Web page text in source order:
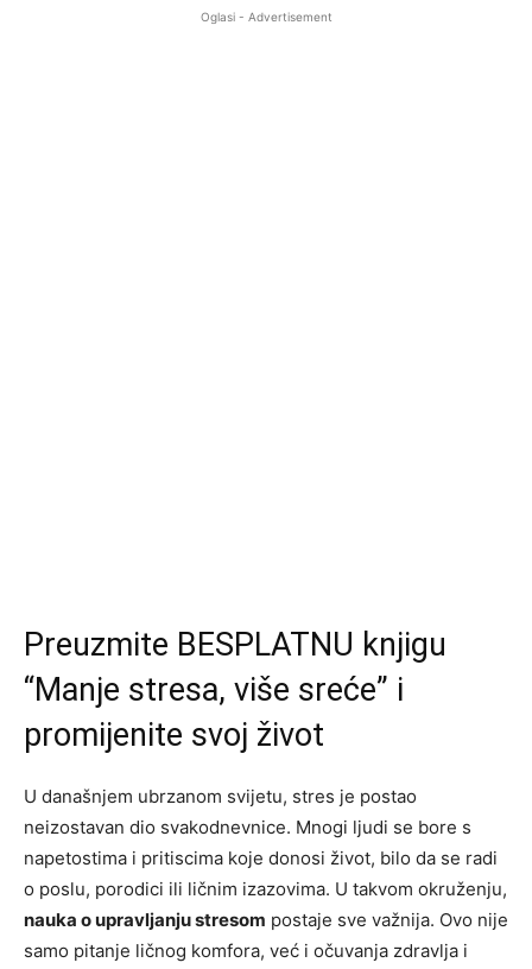
Oglasi - Advertisement
Preuzmite BESPLATNU knjigu
“Manje stresa, više sreće” i
promijenite svoj život
U današnjem ubrzanom svijetu, stres je postao
neizostavan dio svakodnevnice. Mnogi ljudi se bore s
napetostima i pritiscima koje donosi život, bilo da se radi
o poslu, porodici ili ličnim izazovima. U takvom okruženju,
nauka o upravljanju stresom postaje sve važnija. Ovo nije
samo pitanje ličnog komfora, već i očuvanja zdravlja i